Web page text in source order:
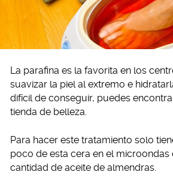
La parafina es la favorita en los
suavizar la piel al extremo e
difícil de conseguir, puedes
tienda de belleza.
Para hacer este tratamiento solo
poco de esta cera en el microondas
cantidad de aceite de almendras.